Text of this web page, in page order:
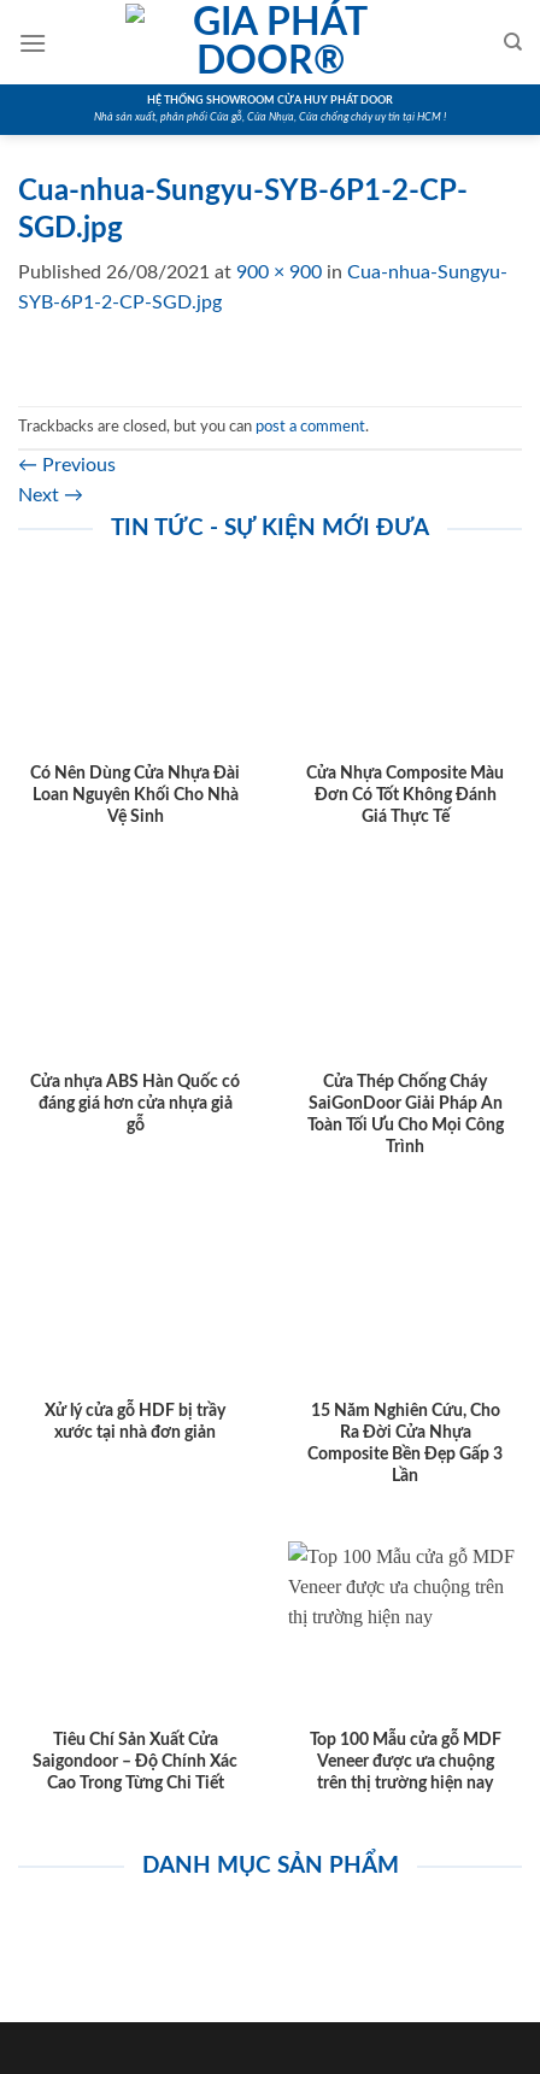
HỆ THỐNG SHOWROOM CỬA HUY PHÁT DOOR
Nhà sản xuất, phân phối Cửa gỗ, Cửa Nhựa, Cửa chống cháy uy tín tại HCM !
Cua-nhua-Sungyu-SYB-6P1-2-CP-
SGD.jpg
Published 26/08/2021 at 900 × 900 in Cua-nhua-Sungyu-
SYB-6P1-2-CP-SGD.jpg
Trackbacks are closed, but you can post a comment.
← Previous
Next →
TIN TỨC - SỰ KIỆN MỚI ĐƯA
Có Nên Dùng Cửa Nhựa Đài
Loan Nguyên Khối Cho Nhà
Vệ Sinh
Cửa Nhựa Composite Màu
Đơn Có Tốt Không Đánh
Giá Thực Tế
Cửa nhựa ABS Hàn Quốc có
đáng giá hơn cửa nhựa giả
gỗ
Cửa Thép Chống Cháy
SaiGonDoor Giải Pháp An
Toàn Tối Ưu Cho Mọi Công
Trình
Xử lý cửa gỗ HDF bị trầy
xước tại nhà đơn giản
15 Năm Nghiên Cứu, Cho
Ra Đời Cửa Nhựa
Composite Bền Đẹp Gấp 3
Lần
Tiêu Chí Sản Xuất Cửa
Saigondoor – Độ Chính Xác
Cao Trong Từng Chi Tiết
Top 100 Mẫu cửa gỗ MDF
Veneer được ưa chuộng
trên thị trường hiện nay
DANH MỤC SẢN PHẨM